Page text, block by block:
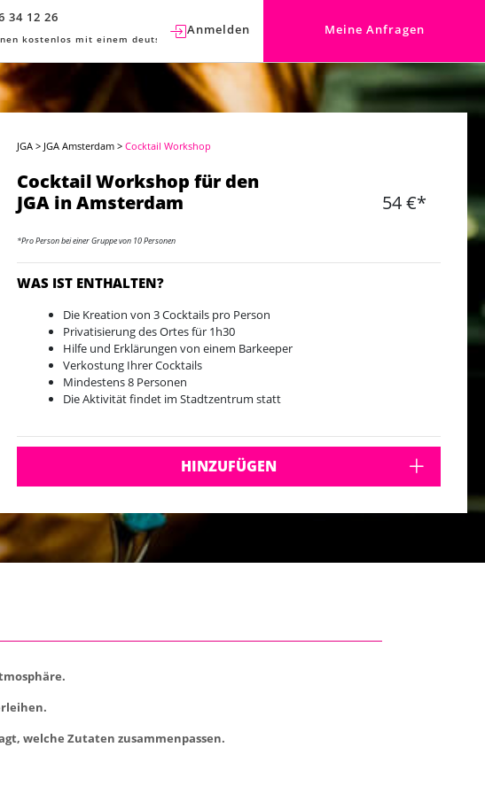
34 12 26
kostenlos mit einem deutschen Berater sprechen.
Anmelden Meine Anfragen
JGA > JGA Amsterdam >Cocktail Workshop
Cocktail Workshop für den
JGA in Amsterdam
54 €*
*Pro Person bei einer Gruppe von 10 Personen
WAS IST ENTHALTEN?
Die Kreation von 3 Cocktails pro Person
Privatisierung des Ortes für 1h30
Hilfe und Erklärungen von einem Barkeeper
Verkostung Ihrer Cocktails
Mindestens 8 Personen
Die Aktivität findet im Stadtzentrum statt
HINZUFÜGEN
welche Zutaten zusammenpassen.